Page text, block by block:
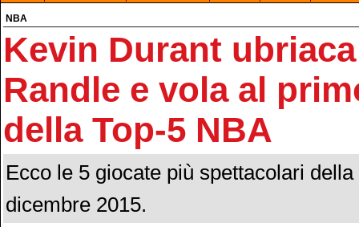
NBA
Kevin Durant
Randle e vola al
della Top-5 NBA
Ecco le 5 giocate più spettacolari
dicembre 2015.